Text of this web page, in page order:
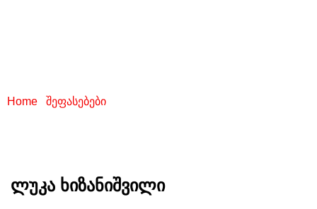
Home შეფასებები
ლუკა ხიზანიშვილი